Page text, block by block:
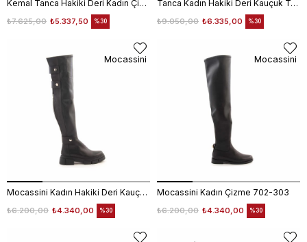
Kemal Tanca Hakiki Deri Kadın Çizme 26-103554K
₺5.337,50
₺7.625,00 %30
Tanca Kadın Hakiki Deri Kauçuk Taban Siyah Günlük Çizme
₺6.335,00
₺9.050,00 %30
Mocassini Kadın Hakiki Deri Kauçuk Taban Siyah Günlük Çizme
₺4.340,00
₺6.200,00 %30
Mocassini
Mocassini Kadın Çizme 702-303
₺4.340,00
₺6.200,00 %30
Mocassini